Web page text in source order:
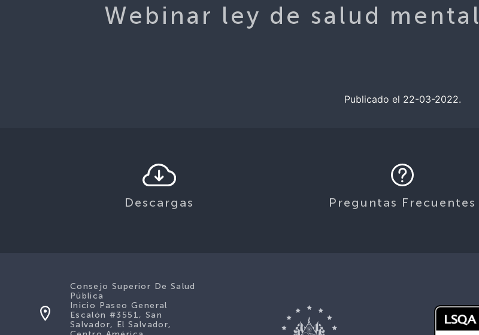
Webinar ley de salud mental
Publicado el 22-03-2022.
Descargas Preguntas Frecuentes
Consejo Superior De Salud
Pública
Inicio Paseo General
Escalón #3551, San
Salvador, El Salvador,